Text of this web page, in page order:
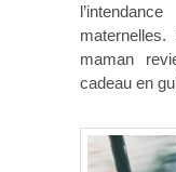
maman
cadeau en